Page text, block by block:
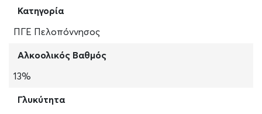
Κατηγορία
ΠΓΕ Πελοπόννησος
Αλκοολικός Βαθμός
13%
Γλυκύτητα